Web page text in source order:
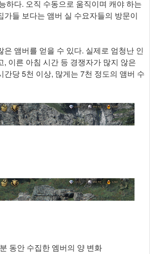
하다. 오직 수동으로 움직이며 캐야 하는
가들 보다는 앰버 실 수요자들의 방문이
은 앰버를 얻을 수 있다. 실제로 엄청난 인
, 이른 아침 시간 등 경쟁자가 많지 않은
간당 5천 이상, 많게는 7천 정도의 앰버 수
동안 수집한 엠버의 양 변화